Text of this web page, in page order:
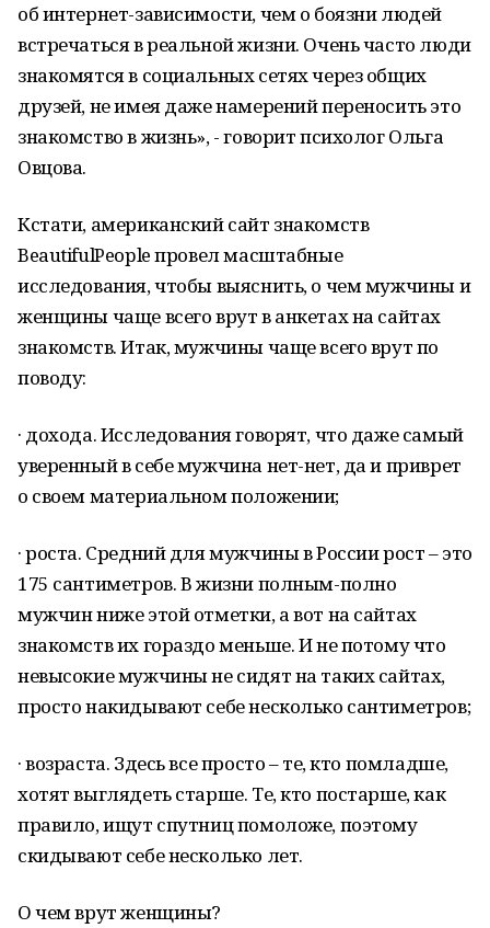
об интернет-зависимости, чем о боязни людей
встречаться в реальной жизни. Очень часто люди
знакомятся в социальных сетях через общих
друзей, не имея даже намерений переносить это
знакомство в жизнь», - говорит психолог Ольга
Овцова.
Кстати, американский сайт знакомств
BeautifulPeople провел масштабные
исследования, чтобы выяснить, о чем мужчины и
женщины чаще всего врут в анкетах на сайтах
знакомств. Итак, мужчины чаще всего врут по
поводу:
· дохода. Исследования говорят, что даже самый
уверенный в себе мужчина нет-нет, да и приврет
о своем материальном положении;
· роста. Средний для мужчины в России рост – это
175 сантиметров. В жизни полным-полно
мужчин ниже этой отметки, а вот на сайтах
знакомств их гораздо меньше. И не потому что
невысокие мужчины не сидят на таких сайтах,
просто накидывают себе несколько сантиметров;
· возраста. Здесь все просто – те, кто помладше,
хотят выглядеть старше. Те, кто постарше, как
правило, ищут спутниц помоложе, поэтому
скидывают себе несколько лет.
О чем врут женщины?